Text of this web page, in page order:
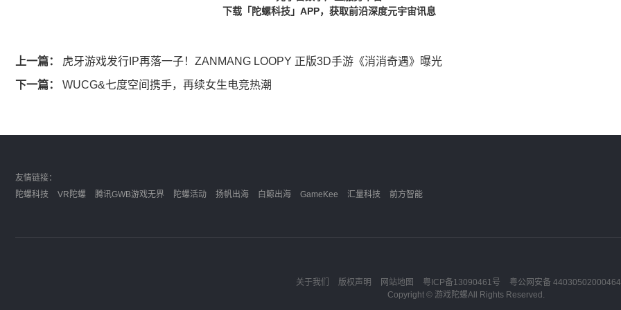
下载「陀螺科技」APP，获取前沿深度元宇宙讯息
上一篇： 虎牙游戏发行IP再落一子！ZANMANG LOOPY 正版3D手游《消消奇遇》曝光
下一篇： WUCG&七度空间携手，再续女生电竞热潮
友情链接：
陀螺科技
VR陀螺 腾讯GWB游戏无界 陀螺活动 扬帆出海 白鲸出海 GameKee 汇量科技 前方智能
关于我们 版权声明 网站地图 粤ICP备13090461号
粤公网安备
Copyright © 游戏陀螺All Rights Reserved.